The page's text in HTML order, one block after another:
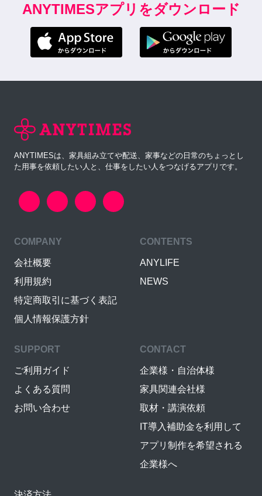
ANYTIMESアプリをダウンロード
ANYTIMESは、家具組み立てや配送、家事などの日常のちょっとし
た用事を依頼したい人と、仕事をしたい人をつなげるアプリです。
COMPANY
会社概要
利用規約
特定商取引に基づく表記
個人情報保護方針
CONTENTS
ANYLIFE
NEWS
SUPPORT
ご利用ガイド
よくある質問
お問い合わせ
CONTACT
企業様・自治体様
家具関連会社様
取材・講演依頼
IT導入補助金を利用して
アプリ制作を希望される
企業様へ